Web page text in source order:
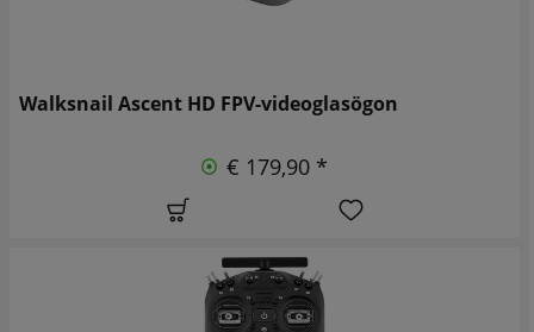
Walksnail Ascent HD FPV-videoglasögon
€ 179,90 *